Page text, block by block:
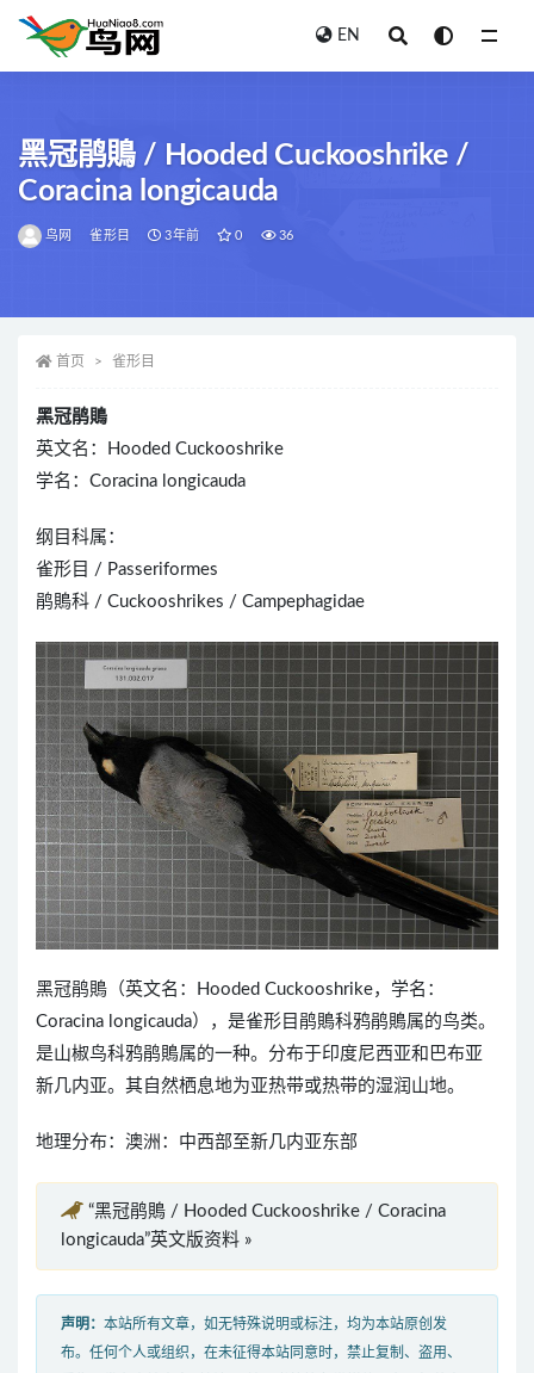
EN
黑冠鹃鵙 / Hooded Cuckooshrike /
Coracina longicauda
鸟网 雀形目 3年前 0 36
首页 雀形目
黑冠鹃鵙
英文名：Hooded Cuckooshrike
学名：Coracina longicauda
纲目科属：
雀形目 / Passeriformes
鹃鵙科 / Cuckooshrikes / Campephagidae
黑冠鹃鵙（英文名：Hooded Cuckooshrike，学名：
Coracina longicauda），是雀形目鹃鵙科鸦鹃鵙属的鸟类。
是山椒鸟科鸦鹃鵙属的一种。分布于印度尼西亚和巴布亚
新几内亚。其自然栖息地为亚热带或热带的湿润山地。
地理分布：澳洲：中西部至新几内亚东部
“黑冠鹃鵙 / Hooded Cuckooshrike / Coracina
longicauda”英文版资料 »
声明： 本站所有文章，如无特殊说明或标注，均为本站原创发
布。任何个人或组织，在未征得本站同意时，禁止复制、盗用、